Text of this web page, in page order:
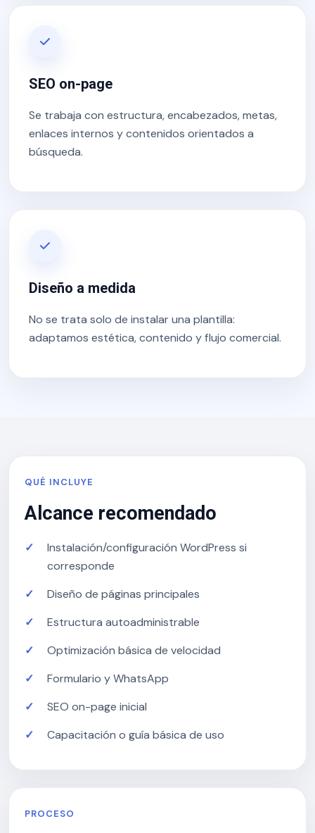
SEO on-page
Se trabaja con estructura, encabezados, metas,
enlaces internos y contenidos orientados a
búsqueda.
Diseño a medida
No se trata solo de instalar una plantilla:
adaptamos estética, contenido y flujo comercial.
QUÉ INCLUYE
Alcance recomendado
Instalación/configuración WordPress si
corresponde
Diseño de páginas principales
Estructura autoadministrable
Optimización básica de velocidad
Formulario y WhatsApp
SEO on-page inicial
Capacitación o guía básica de uso
PROCESO